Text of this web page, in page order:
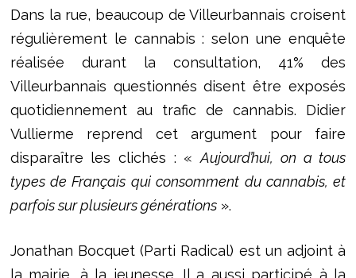
Dans la rue, beaucoup de Villeurbannais croisent
régulièrement le cannabis : selon une enquête
réalisée durant la consultation, 41% des
Villeurbannais questionnés disent être exposés
quotidiennement au trafic de cannabis. Didier
Vullierme reprend cet argument pour faire
disparaître les clichés : «Aujourd’hui, on a tous
types de Français qui consomment du cannabis, et
parfois sur plusieurs générations».
Jonathan Bocquet (Parti Radical) est un adjoint à